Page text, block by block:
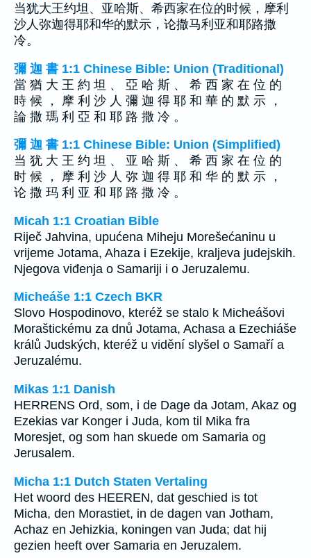
当犹大王约坦、亚哈斯、希西家在位的时候，摩利
沙人弥迦得耶和华的默示，论撒马利亚和耶路撒
冷。
彌 迦 書 1:1 Chinese Bible: Union (Traditional)
當 猶 大 王 約 坦 、 亞 哈 斯 、 希 西 家 在 位 的
時 候 ， 摩 利 沙 人 彌 迦 得 耶 和 華 的 默 示 ，
論 撒 瑪 利 亞 和 耶 路 撒 冷 。
彌 迦 書 1:1 Chinese Bible: Union (Simplified)
当 犹 大 王 约 坦 、 亚 哈 斯 、 希 西 家 在 位 的
时 候 ， 摩 利 沙 人 弥 迦 得 耶 和 华 的 默 示 ，
论 撒 玛 利 亚 和 耶 路 撒 冷 。
Micah 1:1 Croatian Bible
Riječ Jahvina, upućena Miheju Morešećaninu u
vrijeme Jotama, Ahaza i Ezekije, kraljeva judejskih.
Njegova viđenja o Samariji i o Jeruzalemu.
Micheáše 1:1 Czech BKR
Slovo Hospodinovo, kteréž se stalo k Micheášovi
Moraštickému za dnů Jotama, Achasa a Ezechiáše
králů Judských, kteréž u vidění slyšel o Samaří a
Jeruzalému.
Mikas 1:1 Danish
HERRENS Ord, som, i de Dage da Jotam, Akaz og
Ezekias var Konger i Juda, kom til Mika fra
Moresjet, og som han skuede om Samaria og
Jerusalem.
Micha 1:1 Dutch Staten Vertaling
Het woord des HEEREN, dat geschied is tot
Micha, den Morastiet, in de dagen van Jotham,
Achaz en Jehizkia, koningen van Juda; dat hij
gezien heeft over Samaria en Jeruzalem.